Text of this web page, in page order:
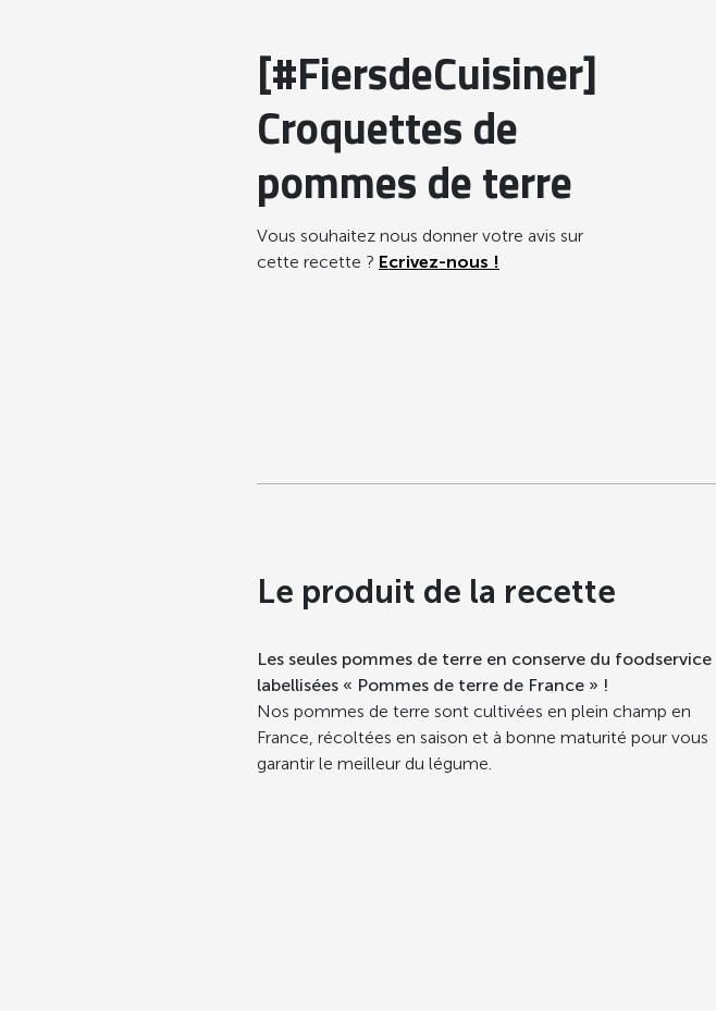
[#FiersdeCuisiner]
Croquettes de
pommes de terre
Vous souhaitez nous donner votre avis sur
cette recette ? Ecrivez-nous !
Le produit de la recette
Les seules pommes de terre en conserve du foodservice
labellisées « Pommes de terre de France » !
Nos pommes de terre sont cultivées en plein champ en
France, récoltées en saison et à bonne maturité pour vous
garantir le meilleur du légume.